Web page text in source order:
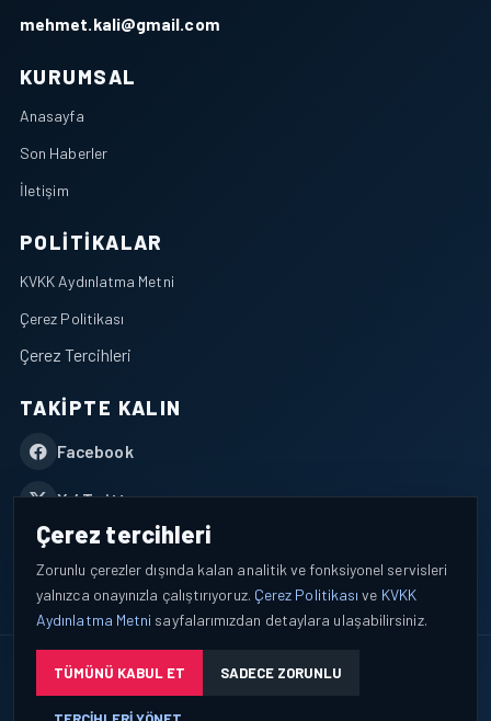
mehmet.kali@gmail.com
KURUMSAL
Anasayfa
Son Haberler
İletişim
POLITIKALAR
KVKK Aydınlatma Metni
Çerez Politikası
Çerez Tercihleri
TAKIPTE KALIN
Facebook
X / Twitter
YouTube
WhatsApp
© 2026 AEROPORTIST I Havacılık Veri ve Analiz Platformu. Tüm
Çerez tercihleri
Zorunlu çerezler dışında kalan analitik ve fonksiyonel servisleri
yalnızca onayınızla çalıştırıyoruz. Çerez Politikası ve KVKK
Aydınlatma Metni sayfalarımızdan detaylara ulaşabilirsiniz.
TÜMÜNÜ KABUL ET SADECE ZORUNLU